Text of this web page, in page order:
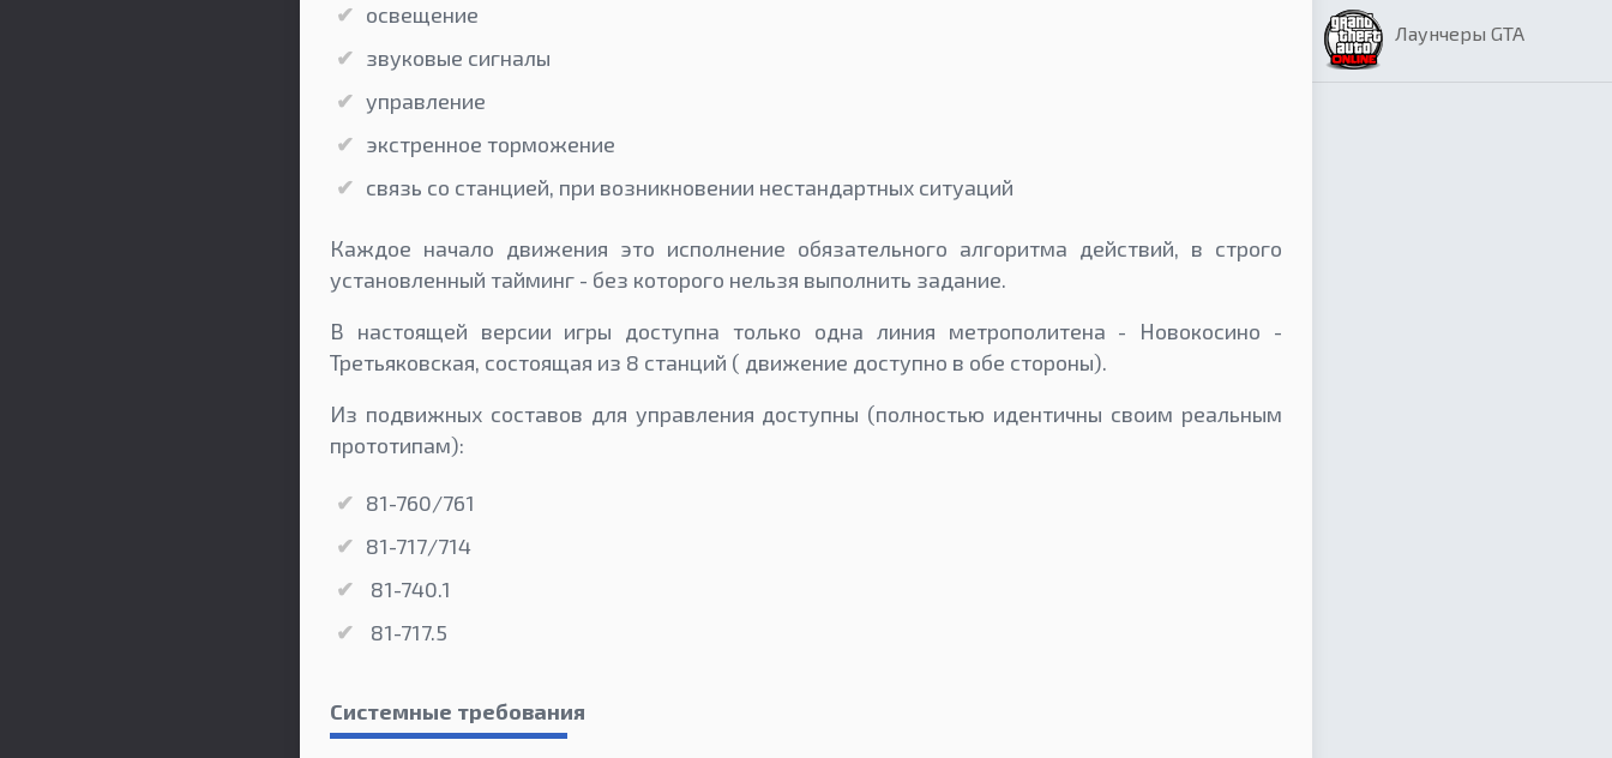
освещение
звуковые сигналы
управление
экстренное торможение
связь со станцией, при возникновении нестандартных ситуаций
Каждое начало движения это исполнение обязательного алгоритма действий, в строго
установленный тайминг - без которого нельзя выполнить задание.
В настоящей версии игры доступна только одна линия метрополитена - Новокосино -
Третьяковская, состоящая из 8 станций ( движение доступно в обе стороны).
Из подвижных составов для управления доступны (полностью идентичны своим реальным
прототипам):
81-760/761
81-717/714
81-740.1
81-717.5
Системные требования
Лаунчеры GTA